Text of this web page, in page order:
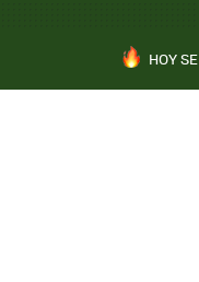
HOY